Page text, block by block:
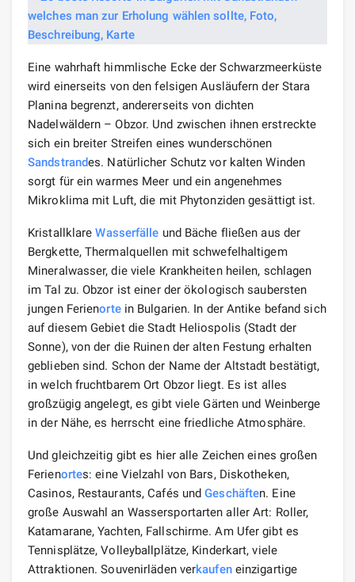
Eine wahrhaft himmlische Ecke der Schwarzmeerküste
wird einerseits von den felsigen Ausläufern der Stara
Planina begrenzt, andererseits von dichten
Nadelwäldern – Obzor. Und zwischen ihnen erstreckte
sich ein breiter Streifen eines wunderschönen
Sandstrandes. Natürlicher Schutz vor kalten Winden
sorgt für ein warmes Meer und ein angenehmes
Mikroklima mit Luft, die mit Phytonziden gesättigt ist.
KristallklareWasserfälle und Bäche fließen aus der
Bergkette, Thermalquellen mit schwefelhaltigem
Mineralwasser, die viele Krankheiten heilen, schlagen
im Tal zu. Obzor ist einer der ökologisch saubersten
jungen Ferienortein Bulgarien. In der Antike befand sich
auf diesem Gebiet die Stadt Heliospolis (Stadt der
Sonne), von der die Ruinen der alten Festung erhalten
geblieben sind. Schon der Name der Altstadt bestätigt,
in welch fruchtbarem Ort Obzor liegt. Es ist alles
großzügig angelegt, es gibt viele Gärten und Weinberge
in der Nähe, es herrscht eine friedliche Atmosphäre.
Und gleichzeitig gibt es hier alle Zeichen eines großen
Ferienortes: eine Vielzahl von Bars, Diskotheken,
Casinos, Restaurants, Cafés undGeschäften. Eine
große Auswahl an Wassersportarten aller Art: Roller,
Katamarane, Yachten, Fallschirme. Am Ufer gibt es
Tennisplätze, Volleyballplätze, Kinderkart, viele
Attraktionen. Souvenirläden verkaufeneinzigartige